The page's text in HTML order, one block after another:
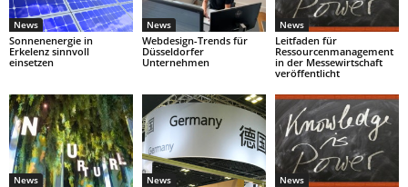
News
Sonnenenergie in
Erkelenz sinnvoll
einsetzen
News
Webdesign-Trends für
Düsseldorfer
Unternehmen
News
Leitfaden für
Ressourcenmanagement
in der Messewirtschaft
veröffentlicht
News News News